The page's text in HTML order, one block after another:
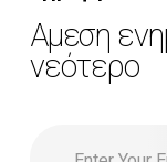
Αμεση
νεότερο